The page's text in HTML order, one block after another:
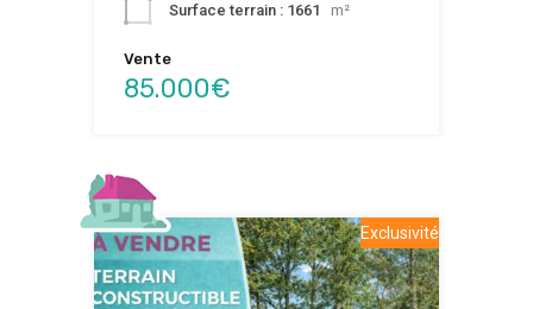
Surface terrain : 1661 m²
Vente
85.000€
Exclusivité